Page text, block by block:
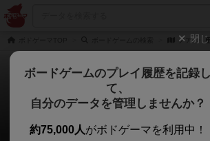
ノア
ノア
0件のルール/インスト
閉
ボードゲームのプレイ履歴を記録し
て、
自分のデータを管理しませんか？
約75,000人がボドゲーマを利用中！